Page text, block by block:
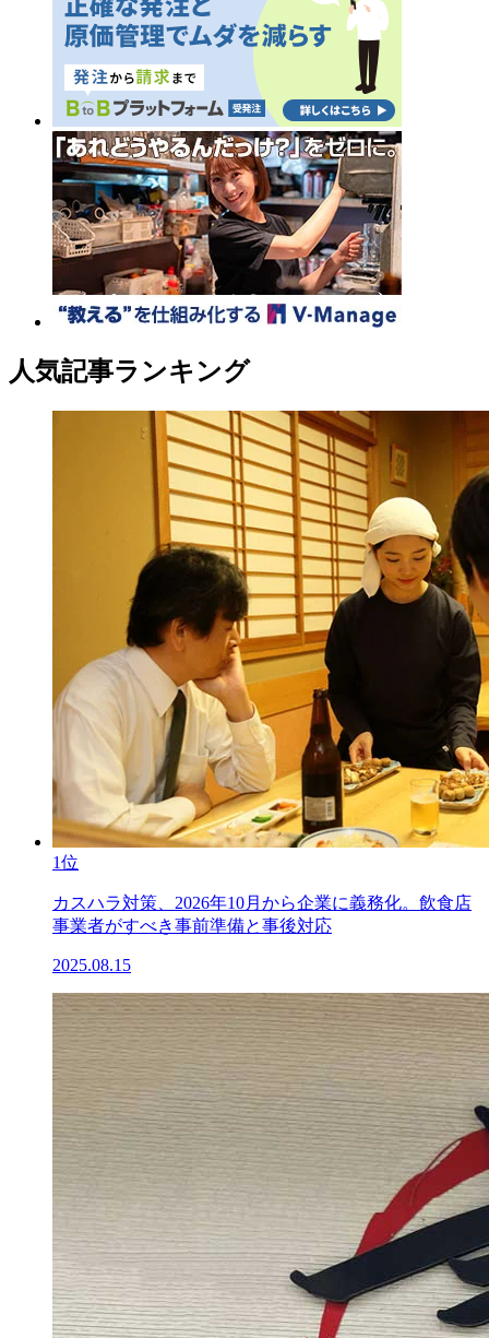
人気記事ランキング
1位
カスハラ対策、2026年10月から企業に義務化。飲食店
事業者がすべき事前準備と事後対応
2025.08.15